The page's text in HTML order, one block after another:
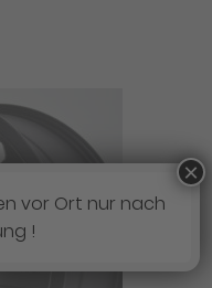
vor Ort nur nach
!
×